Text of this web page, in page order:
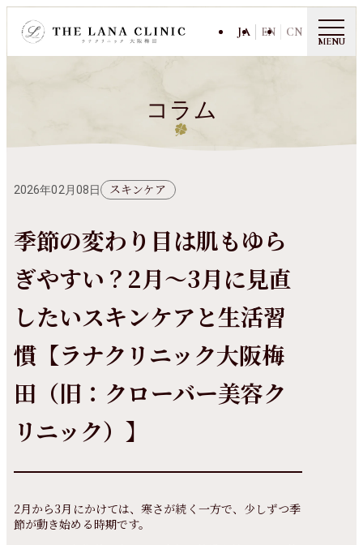
JA EN CN
MENU
コラム
2026年02月08日 スキンケア
季節の変わり目は肌もゆら
ぎやすい？2月〜3月に見直
したいスキンケアと生活習
慣【ラナクリニック大阪梅
田（旧：クローバー美容ク
リニック）】
2月から3月にかけては、寒さが続く一方で、少しずつ季
節が動き始める時期です。